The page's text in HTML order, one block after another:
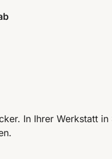
In Ihrer Werkstatt in